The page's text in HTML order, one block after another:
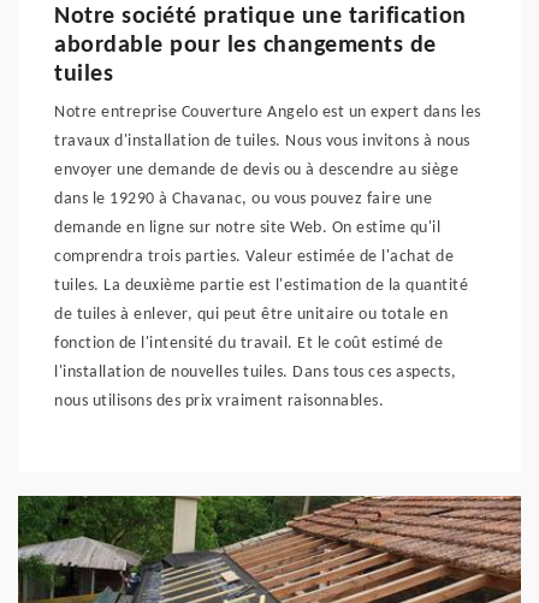
Notre société pratique une tarification
abordable pour les changements de
tuiles
Notre entreprise Couverture Angelo est un expert dans les
travaux d'installation de tuiles. Nous vous invitons à nous
envoyer une demande de devis ou à descendre au siège
dans le 19290 à Chavanac, ou vous pouvez faire une
demande en ligne sur notre site Web. On estime qu'il
comprendra trois parties. Valeur estimée de l'achat de
tuiles. La deuxième partie est l'estimation de la quantité
de tuiles à enlever, qui peut être unitaire ou totale en
fonction de l'intensité du travail. Et le coût estimé de
l'installation de nouvelles tuiles. Dans tous ces aspects,
nous utilisons des prix vraiment raisonnables.